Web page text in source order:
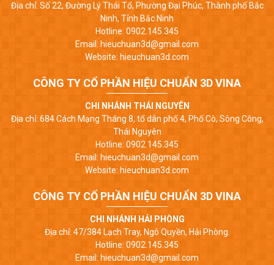
Địa chỉ: Số 22, Đường Lý Thái Tổ, Phường Đại Phúc, Thành phố Bắc
Ninh, Tỉnh Bắc Ninh
Hotline: 0902.145.345
Email: hieuchuan3d@gmail.com
Website: hieuchuan3d.com
CÔNG TY CỔ PHẦN HIỆU CHUẨN 3D VINA
CHI NHÁNH THÁI NGUYÊN
Địa chỉ: 684 Cách Mạng Tháng 8, tổ dân phố 4, Phố Cò, Sông Công,
Thái Nguyên
Hotline: 0902.145.345
Email: hieuchuan3d@gmail.com
Website: hieuchuan3d.com
CÔNG TY CỔ PHẦN HIỆU CHUẨN 3D VINA
CHI NHÁNH HẢI PHÒNG
Địa chỉ: 47/384 Lạch Tray, Ngô Quyền, Hải Phòng.
Hotline: 0902.145.345
Email: hieuchuan3d@gmail.com